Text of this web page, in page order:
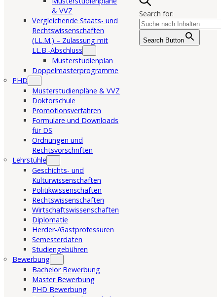
& VVZ
Vergleichende Staats- und
Rechtswissenschaften
(LL.M.) – Zulassung mit
LL.B.-Abschluss
Musterstudienplan
Doppelmasterprogramme
PHD
Musterstudienpläne & VVZ
Doktorschule
Promotionsverfahren
Formulare und Downloads
für DS
Ordnungen und
Rechtsvorschriften
Lehrstühle
Geschichts- und
Kulturwissenschaften
Politikwissenschaften
Rechtswissenschaften
Wirtschaftswissenschaften
Diplomatie
Herder-/Gastprofessuren
Semesterdaten
Studiengebühren
Bewerbung
Bachelor Bewerbung
Master Bewerbung
PHD Bewerbung
Search for:
Search Button